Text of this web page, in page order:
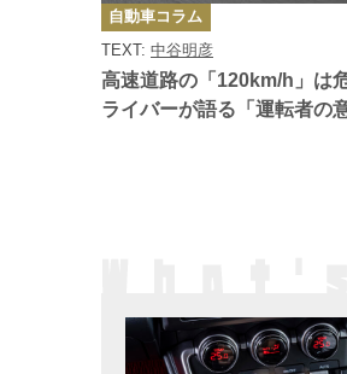
高速道路の「120km/h」は
ライバーが語る「運転者の
TEXT: 中谷明彦
カ
テ
ゴ
リ
ー
自動車コラム